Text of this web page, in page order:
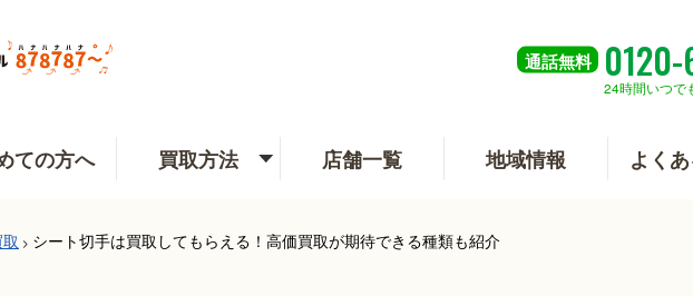
通話無料 0120-
24時間いつで
ての方へ 買取方法 店舗一覧 地域情報 よく
> シート切手は買取してもらえる！高価買取が期待できる種類も紹介